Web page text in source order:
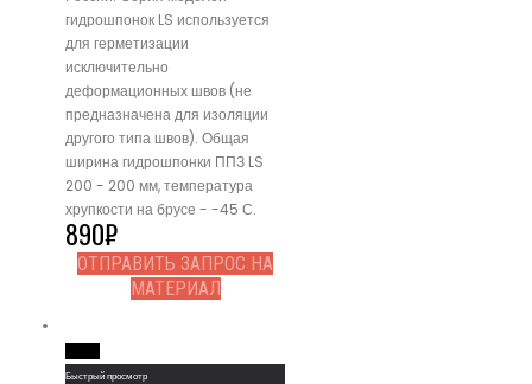
гидрошпонок LS используется
для герметизации
исключительно
деформационных швов (не
предназначена для изоляции
другого типа швов). Общая
ширина гидрошпонки ППЗ LS
200 - 200 мм, температура
хрупкости на брусе - -45 С.
890₽
ОТПРАВИТЬ ЗАПРОС НА
МАТЕРИАЛ
Быстрый просмотр